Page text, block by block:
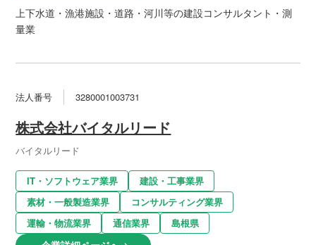
上下水道・漁港施設・道路・河川等の建設コンサルタント・測
量業
法人番号 3280001003731
株式会社バイタルリード
バイタルリード
IT・ソフトウェア業界
建設・工事業界
素材・一般製造業界
コンサルティング業界
運輸・物流業界
通信業界 島根県